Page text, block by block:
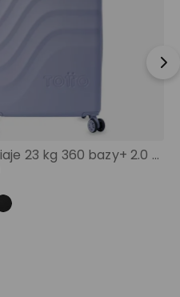
Maleta de viaje 23 kg 360 bazy+ 2.0 bodega morado color: morado